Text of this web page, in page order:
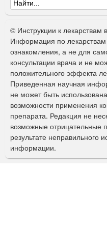
Ф
о
р
м
а
п
о
и
с
к
© Инструкции к
Информация по
ознакомления, а не для
консультации врача и не
положительного эффекта
Приведенная научная
не может быть
возможности применения
препарата. Редакция не
возможные отрицательные
результате неправильного
информации.